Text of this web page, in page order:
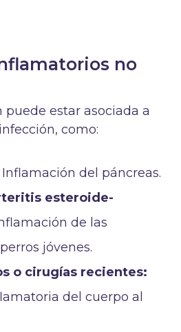
no
estar asociada a
como:
Inflamación del páncreas.
esteroide-
de las
jóvenes.
o cirugías recientes:
del cuerpo al